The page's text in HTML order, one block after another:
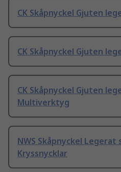
CK Skåpnyckel Gjuten
CK Skåpnyckel Gjuten
CK Skåpnyckel Gjuten
Multiverktyg
NWS Skåpnyckel Legerat
Kryssnycklar